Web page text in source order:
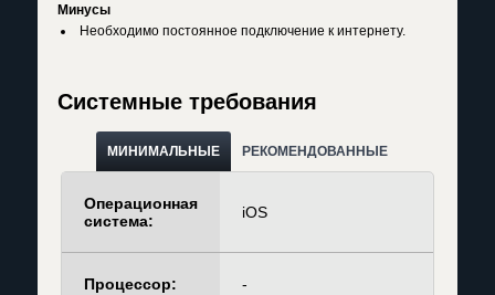
Минусы
Необходимо постоянное подключение к интернету.
Системные требования
МИНИМАЛЬНЫЕ РЕКОМЕНДОВАННЫЕ
Операционная
система:
iOS
Процессор: -